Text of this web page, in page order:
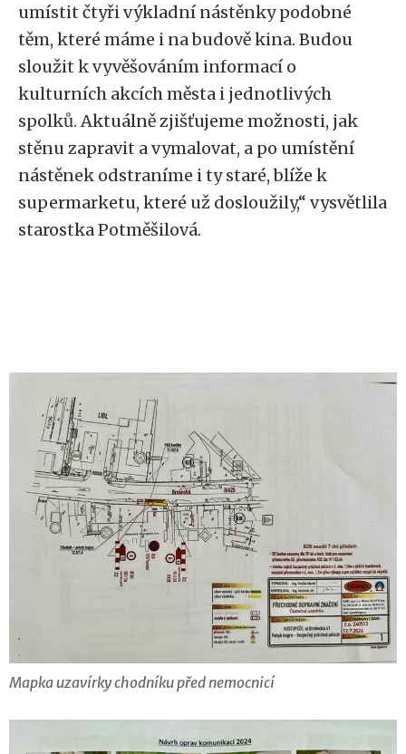
umístit čtyři výkladní nástěnky podobné
těm, které máme i na budově kina. Budou
sloužit k vyvěšováním informací o
kulturních akcích města i jednotlivých
spolků. Aktuálně zjišťujeme možnosti, jak
stěnu zapravit a vymalovat, a po umístění
nástěnek odstraníme i ty staré, blíže k
supermarketu, které už dosloužily,“ vysvětlila
starostka Potměšilová.
Mapka uzavírky chodníku před nemocnicí